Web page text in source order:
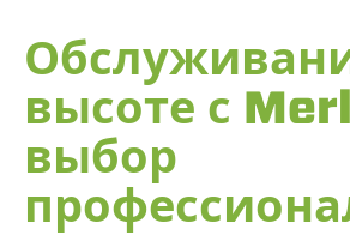
высоте с
выбор